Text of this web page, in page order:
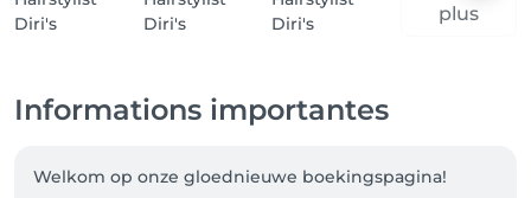
plus
Informations importantes
Welkom op onze gloednieuwe boekingspagina!